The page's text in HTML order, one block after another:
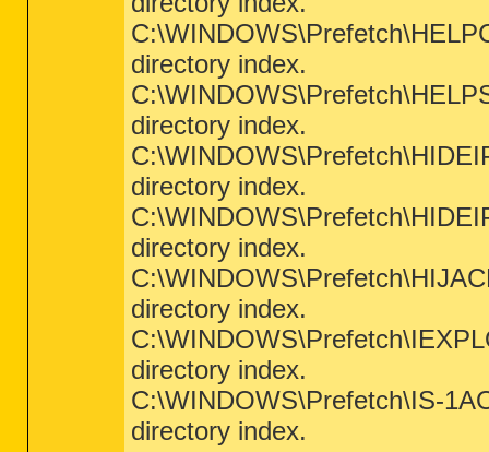
directory index.
directory index.
directory index.
directory index.
directory index.
directory index.
C:\WINDOWS\Prefetch\IS-
directory index.